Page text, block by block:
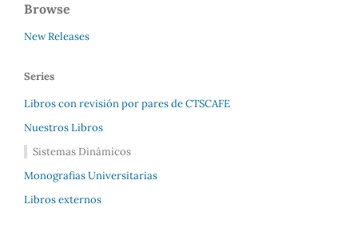
Browse
New Releases
Series
Libros con revisión por pares de CTSCAFE
Nuestros Libros
Sistemas Dinámicos
Monografias Universitarias
Libros externos